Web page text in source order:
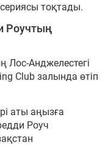
тоқтады.
Роучтың
Лос-Анджелестегі
Club залында өтіп
аты аңызға
Роуч